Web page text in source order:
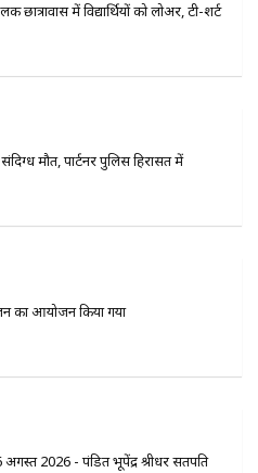
छात्रावास में विद्यार्थियों को लोअर, टी-शर्ट
मौत, पार्टनर पुलिस हिरासत में
का आयोजन किया गया
2026 - पंडित भूपेंद्र श्रीधर सतपति